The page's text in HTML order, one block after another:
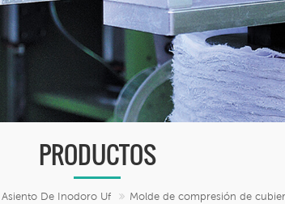
PRODUCTOS
De Inodoro Uf Molde de compresión de